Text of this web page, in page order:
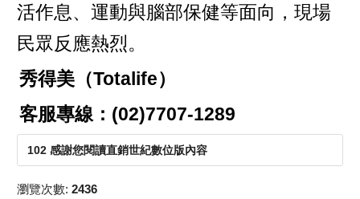
活作息、運動與腦部保健等面向，現場
民眾反應熱烈。
秀得美（Totalife）
客服專線：(02)7707-1289
102 感謝您閱讀直銷世紀數位版內容
瀏覽次數: 2436